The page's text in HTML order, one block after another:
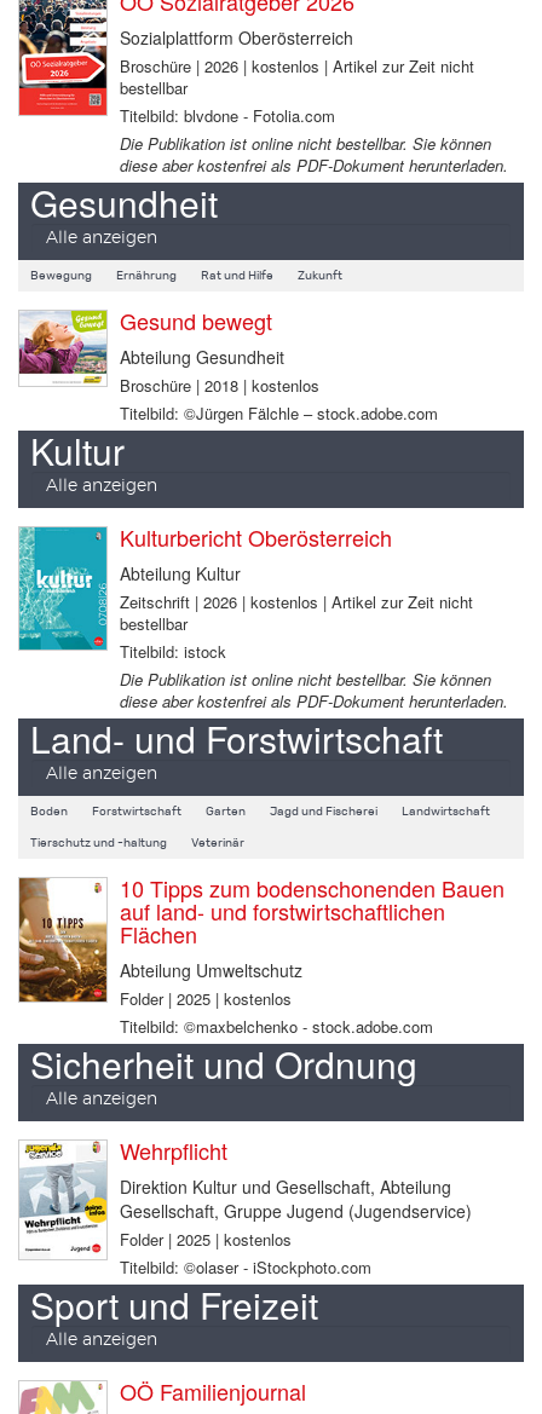
Sozialplattform Oberösterreich
Broschüre | 2026 | kostenlos | Artikel zur Zeit nicht
bestellbar
Titelbild: blvdone - Fotolia.com
Die Publikation ist online nicht bestellbar. Sie können
diese aber kostenfrei als PDF-Dokument herunterladen.
Gesundheit
Alle anzeigen
Bewegung Ernährung Rat und Hilfe Zukunft
Gesund bewegt
Abteilung Gesundheit
Broschüre | 2018 | kostenlos
Titelbild: ©Jürgen Fälchle – stock.adobe.com
Kultur
Alle anzeigen
Kulturbericht Oberösterreich
Abteilung Kultur
Zeitschrift | 2026 | kostenlos | Artikel zur Zeit nicht
bestellbar
Titelbild: istock
Die Publikation ist online nicht bestellbar. Sie können
diese aber kostenfrei als PDF-Dokument herunterladen.
Land- und Forstwirtschaft
Alle anzeigen
Boden Forstwirtschaft Garten Jagd und Fischerei Landwirtschaft
Tierschutz und -haltung Veterinär
10 Tipps zum bodenschonenden Bauen
auf land- und forstwirtschaftlichen
Flächen
Abteilung Umweltschutz
Folder | 2025 | kostenlos
Titelbild: ©maxbelchenko - stock.adobe.com
Sicherheit und Ordnung
Alle anzeigen
Wehrpflicht
Direktion Kultur und Gesellschaft, Abteilung
Gesellschaft, Gruppe Jugend (Jugendservice)
Folder | 2025 | kostenlos
Titelbild: ©olaser - iStockphoto.com
Sport und Freizeit
Alle anzeigen
OÖ Familienjournal